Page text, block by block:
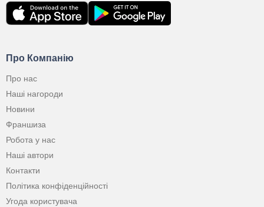
Про Компанію
Про нас
Наші нагороди
Новини
Франшиза
Робота у нас
Наші автори
Контакти
Політика конфіденційності
Угода користувача